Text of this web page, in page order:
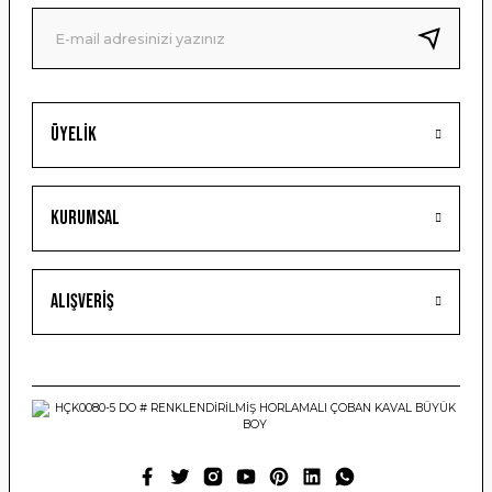
Ürün fiyatı diğer sitelerden daha pahalı.
Bu ürüne benzer farklı alternatifler olmalı.
Gönder
Üyelik
Kurumsal
Alışveriş